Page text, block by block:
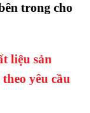
trong cho
liệu sản
yêu cầu